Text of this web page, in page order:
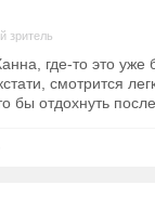
зритель
где-то это уже
смотрится
бы отдохнуть